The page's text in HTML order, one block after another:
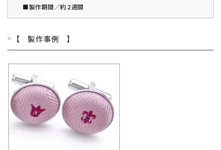
お問い合わせ
■製作期間／約２週間
【 製作事例 】